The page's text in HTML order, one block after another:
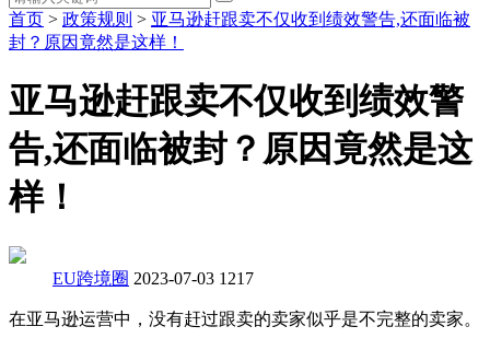
首页 > 政策规则 > 亚马逊赶跟卖不仅收到绩效警告,还面临被
封？原因竟然是这样！
亚马逊赶跟卖不仅收到绩效警
告,还面临被封？原因竟然是这
样！
EU跨境圈 2023-07-03 1217
在亚马逊运营中，没有赶过跟卖的卖家似乎是不完整的卖家。